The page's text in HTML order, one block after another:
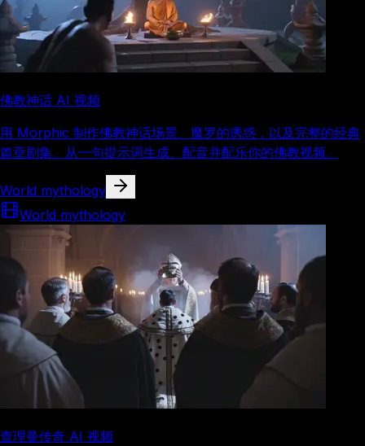
佛教神话 AI 视频
用 Morphic 制作佛教神话场景、魔罗的诱惑，以及完整的经典
篇章剧集。从一句提示词生成、配音并配乐你的佛教视频。
World mythology
World mythology
查理曼传奇 AI 视频